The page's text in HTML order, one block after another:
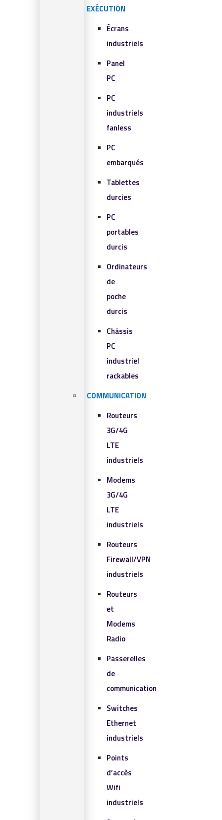
EXÉCUTION
Écrans
industriels
Panel
PC
PC
industriels
fanless
PC
embarqués
Tablettes
durcies
PC
portables
durcis
Ordinateurs
de
poche
durcis
Châssis
PC
industriel
rackables​
COMMUNICATION
Routeurs
3G/4G
LTE
industriels
Modems
3G/4G
LTE
industriels
Routeurs
Firewall/VPN
industriels
Routeurs
et
Modems
Radio
Passerelles
de
communication
Switches
Ethernet
industriels
Points
d’accès
Wifi
industriels